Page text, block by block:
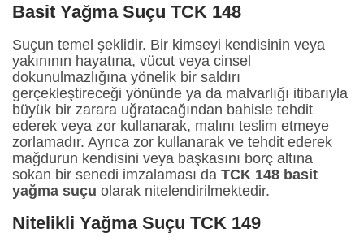
Basit Yağma Suçu TCK 148
Suçun temel şeklidir. Bir kimseyi kendisinin veya
yakınının hayatına, vücut veya cinsel
dokunulmazlığına yönelik bir saldırı
gerçekleştireceği yönünde ya da malvarlığı itibarıyla
büyük bir zarara uğratacağından bahisle tehdit
ederek veya zor kullanarak, malını teslim etmeye
zorlamadır. Ayrıca zor kullanarak ve tehdit ederek
mağdurun kendisini veya başkasını borç altına
sokan bir senedi imzalaması da TCK 148 basit
yağma suçu olarak nitelendirilmektedir.
Nitelikli Yağma Suçu TCK 149